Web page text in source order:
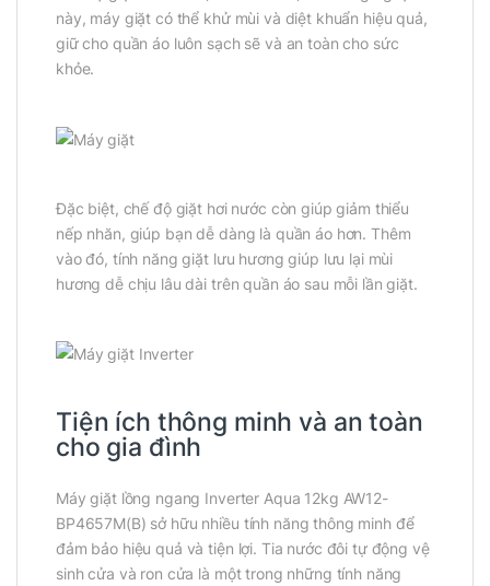
này, máy giặt có thể khử mùi và diệt khuẩn hiệu quả,
giữ cho quần áo luôn sạch sẽ và an toàn cho sức
khỏe.
Đặc biệt, chế độ giặt hơi nước còn giúp giảm thiểu
nếp nhăn, giúp bạn dễ dàng là quần áo hơn. Thêm
vào đó, tính năng giặt lưu hương giúp lưu lại mùi
hương dễ chịu lâu dài trên quần áo sau mỗi lần giặt.
Tiện ích thông minh và an toàn
cho gia đình
Máy giặt lồng ngang Inverter Aqua 12kg AW12-
BP4657M(B) sở hữu nhiều tính năng thông minh để
đảm bảo hiệu quả và tiện lợi. Tia nước đôi tự động vệ
sinh cửa và ron cửa là một trong những tính năng